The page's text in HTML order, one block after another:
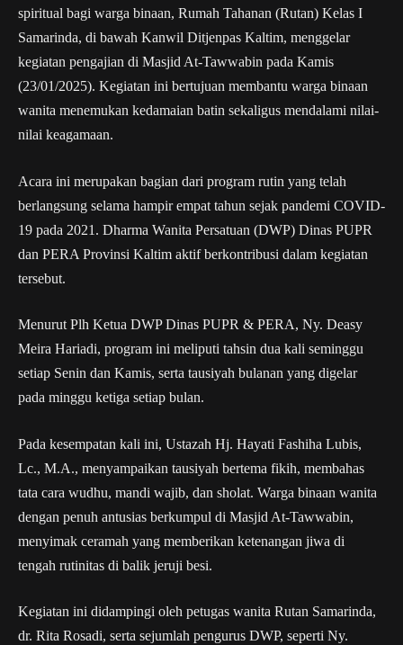
spiritual bagi warga binaan, Rumah Tahanan (Rutan) Kelas I
Samarinda, di bawah Kanwil Ditjenpas Kaltim, menggelar
kegiatan pengajian di Masjid At-Tawwabin pada Kamis
(23/01/2025). Kegiatan ini bertujuan membantu warga binaan
wanita menemukan kedamaian batin sekaligus mendalami nilai-
nilai keagamaan.
Acara ini merupakan bagian dari program rutin yang telah
berlangsung selama hampir empat tahun sejak pandemi COVID-
19 pada 2021. Dharma Wanita Persatuan (DWP) Dinas PUPR
dan PERA Provinsi Kaltim aktif berkontribusi dalam kegiatan
tersebut.
Menurut Plh Ketua DWP Dinas PUPR & PERA, Ny. Deasy
Meira Hariadi, program ini meliputi tahsin dua kali seminggu
setiap Senin dan Kamis, serta tausiyah bulanan yang digelar
pada minggu ketiga setiap bulan.
Pada kesempatan kali ini, Ustazah Hj. Hayati Fashiha Lubis,
Lc., M.A., menyampaikan tausiyah bertema fikih, membahas
tata cara wudhu, mandi wajib, dan sholat. Warga binaan wanita
dengan penuh antusias berkumpul di Masjid At-Tawwabin,
menyimak ceramah yang memberikan ketenangan jiwa di
tengah rutinitas di balik jeruji besi.
Kegiatan ini didampingi oleh petugas wanita Rutan Samarinda,
dr. Rita Rosadi, serta sejumlah pengurus DWP, seperti Ny.